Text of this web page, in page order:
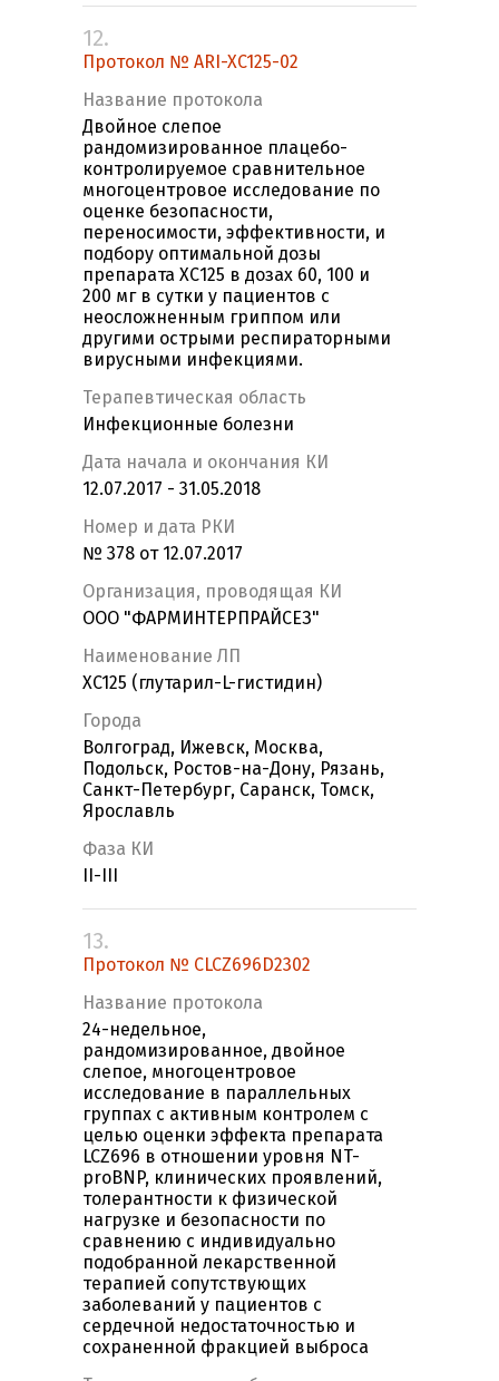
12.
Протокол № ARI-XC125-02
Название протокола
Двойное слепое
рандомизированное плацебо-
контролируемое сравнительное
многоцентровое исследование по
оценке безопасности,
переносимости, эффективности, и
подбору оптимальной дозы
препарата ХС125 в дозах 60, 100 и
200 мг в сутки у пациентов с
неосложненным гриппом или
другими острыми респираторными
вирусными инфекциями.
Терапевтическая область
Инфекционные болезни
Дата начала и окончания КИ
12.07.2017 - 31.05.2018
Номер и дата РКИ
№ 378 от 12.07.2017
Организация, проводящая КИ
ООО "ФАРМИНТЕРПРАЙСЕЗ"
Наименование ЛП
XC125 (глутарил-L-гистидин)
Города
Волгоград, Ижевск, Москва,
Подольск, Ростов-на-Дону, Рязань,
Санкт-Петербург, Саранск, Томск,
Ярославль
Фаза КИ
II-III
13.
Протокол № CLCZ696D2302
Название протокола
24-недельное,
рандомизированное, двойное
слепое, многоцентровое
исследование в параллельных
группах с активным контролем с
целью оценки эффекта препарата
LCZ696 в отношении уровня NT-
proBNP, клинических проявлений,
толерантности к физической
нагрузке и безопасности по
сравнению с индивидуально
подобранной лекарственной
терапией сопутствующих
заболеваний у пациентов с
сердечной недостаточностью и
сохраненной фракцией выброса